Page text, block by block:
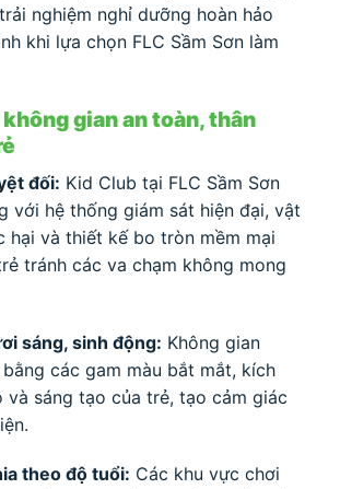
nghiệm nghỉ dưỡng hoàn hảo
khi lựa chọn FLC Sầm Sơn làm
gian an toàn, thân
đối: Kid Club tại FLC Sầm Sơn
với hệ thống giám sát hiện đại, vật
hại và thiết kế bo tròn mềm mại
tránh các va chạm không mong
sáng, sinh động: Không gian
các gam màu bắt mắt, kích
và sáng tạo của trẻ, tạo cảm giác
theo độ tuổi: Các khu vực chơi